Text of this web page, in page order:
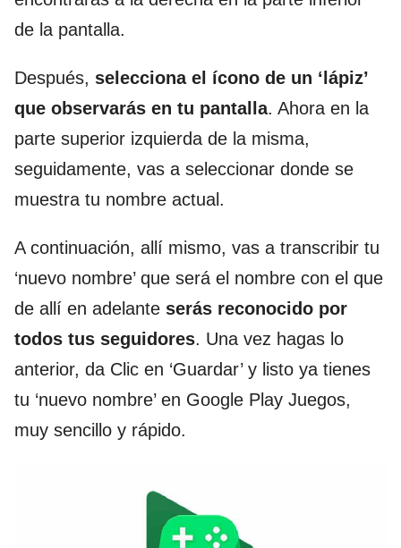
de la pantalla.
Después, selecciona el ícono de un ‘lápiz’
que observarás en tu pantalla. Ahora en la
parte superior izquierda de la misma,
seguidamente, vas a seleccionar donde se
muestra tu nombre actual.
A continuación, allí mismo, vas a transcribir tu
‘nuevo nombre’ que será el nombre con el que
de allí en adelante serás reconocido por
todos tus seguidores. Una vez hagas lo
anterior, da Clic en ‘Guardar’ y listo ya tienes
tu ‘nuevo nombre’ en Google Play Juegos,
muy sencillo y rápido.